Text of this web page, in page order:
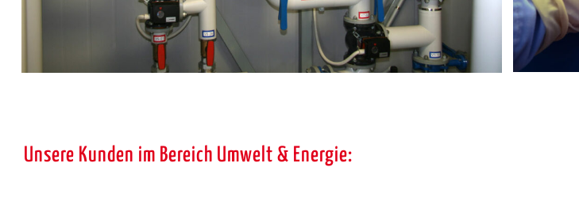
Unsere Kunden im Bereich Umwelt & Energie: